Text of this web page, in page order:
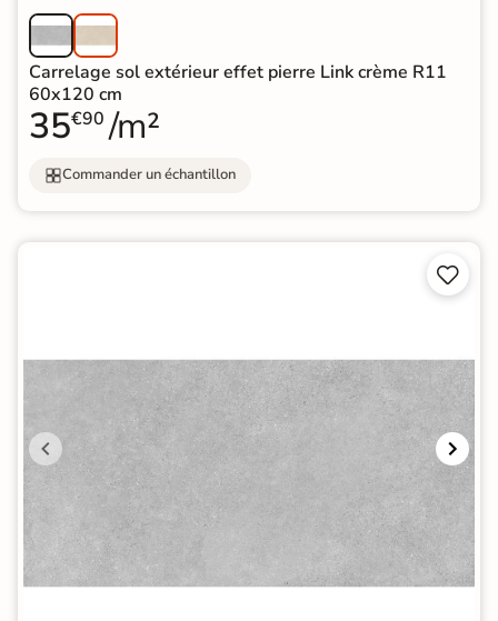
Carrelage sol extérieur effet pierre Link crème R11
60x120 cm
35€90 /m²
Commander un échantillon

